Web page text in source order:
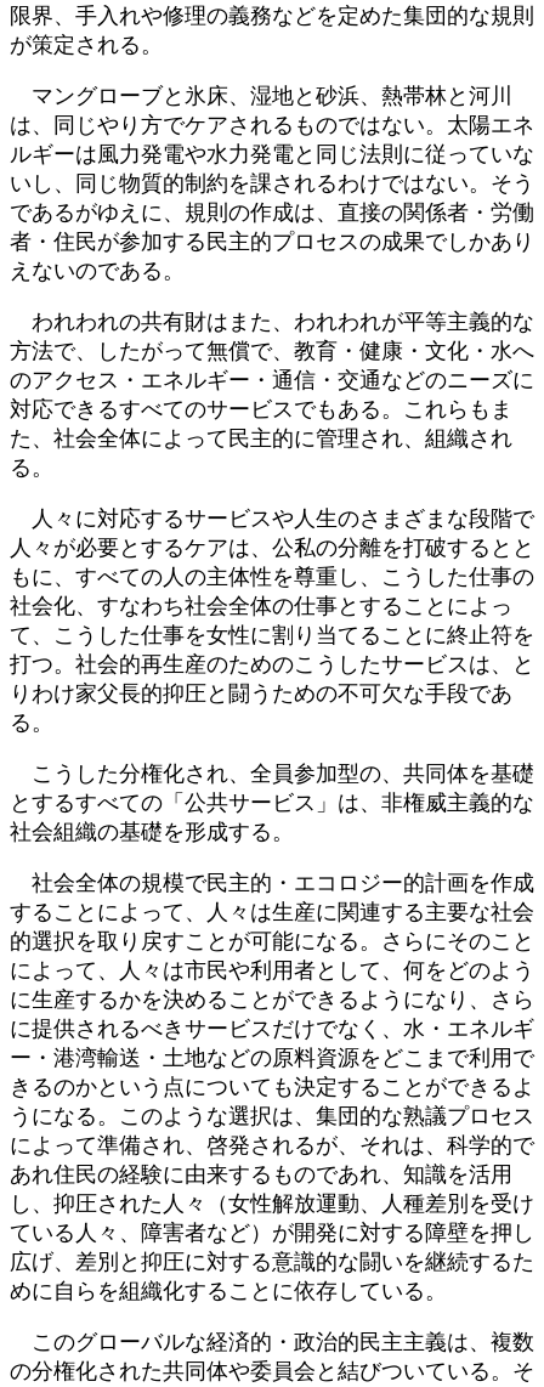
限界、手入れや修理の義務などを定めた集団的な規則
が策定される。
マングローブと氷床、湿地と砂浜、熱帯林と河川
は、同じやり方でケアされるものではない。太陽エネ
ルギーは風力発電や水力発電と同じ法則に従っていな
いし、同じ物質的制約を課されるわけではない。そう
であるがゆえに、規則の作成は、直接の関係者・労働
者・住民が参加する民主的プロセスの成果でしかあり
えないのである。
われわれの共有財はまた、われわれが平等主義的な
方法で、したがって無償で、教育・健康・文化・水へ
のアクセス・エネルギー・通信・交通などのニーズに
対応できるすべてのサービスでもある。これらもま
た、社会全体によって民主的に管理され、組織され
る。
人々に対応するサービスや人生のさまざまな段階で
人々が必要とするケアは、公私の分離を打破するとと
もに、すべての人の主体性を尊重し、こうした仕事の
社会化、すなわち社会全体の仕事とすることによっ
て、こうした仕事を女性に割り当てることに終止符を
打つ。社会的再生産のためのこうしたサービスは、と
りわけ家父長的抑圧と闘うための不可欠な手段であ
る。
こうした分権化され、全員参加型の、共同体を基礎
とするすべての「公共サービス」は、非権威主義的な
社会組織の基礎を形成する。
社会全体の規模で民主的・エコロジー的計画を作成
することによって、人々は生産に関連する主要な社会
的選択を取り戻すことが可能になる。さらにそのこと
によって、人々は市民や利用者として、何をどのよう
に生産するかを決めることができるようになり、さら
に提供されるべきサービスだけでなく、水・エネルギ
ー・港湾輸送・土地などの原料資源をどこまで利用で
きるのかという点についても決定することができるよ
うになる。このような選択は、集団的な熟議プロセス
によって準備され、啓発されるが、それは、科学的で
あれ住民の経験に由来するものであれ、知識を活用
し、抑圧された人々（女性解放運動、人種差別を受け
ている人々、障害者など）が開発に対する障壁を押し
広げ、差別と抑圧に対する意識的な闘いを継続するた
めに自らを組織化することに依存している。
このグローバルな経済的・政治的民主主義は、複数
の分権化された共同体や委員会と結びついている。そ